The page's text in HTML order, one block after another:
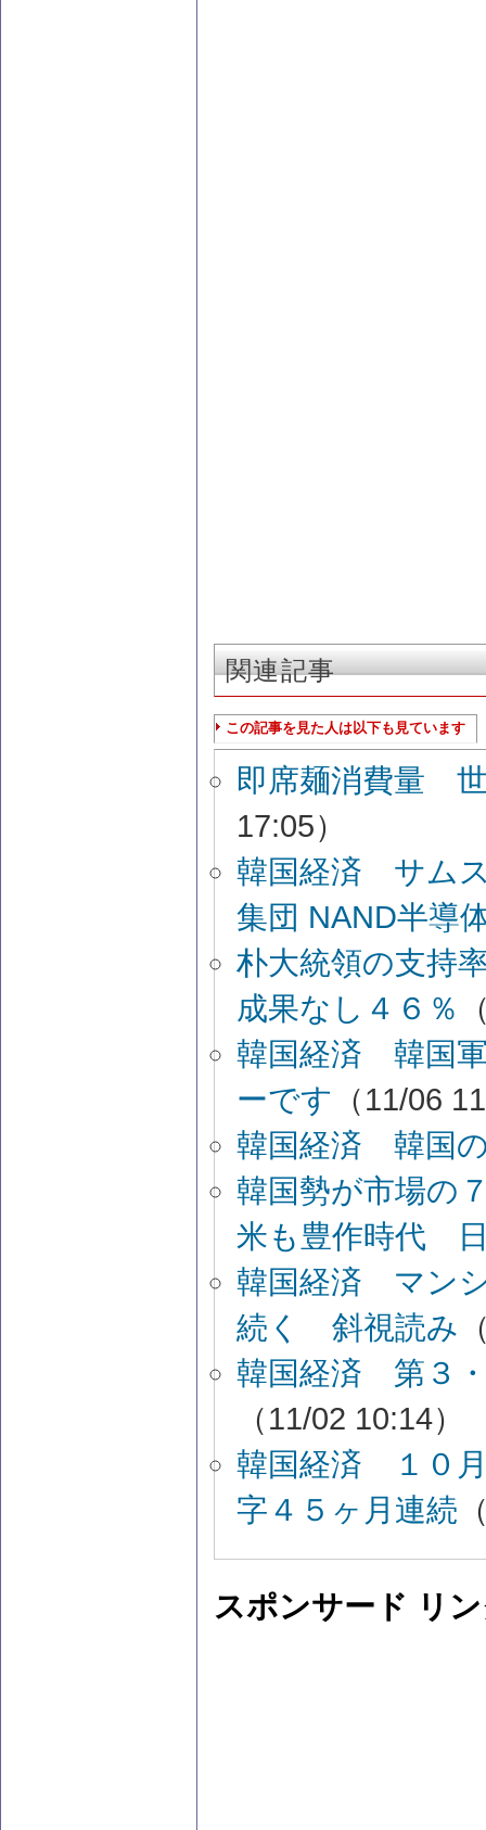
関連記事
この記事を見た人は以下も見ています
即席麺消費量
17:05）
韓国経済 サム
集団 NAND半導
朴大統領の支持
成果なし４６％
韓国経済 韓国
ーです （11/06
韓国経済 韓国
韓国勢が市場の
米も豊作時代
韓国経済 マン
続く 斜視読み
韓国経済 第３
（11/02 10:14）
韓国経済 １０
字４５ヶ月連続
スポンサード リ